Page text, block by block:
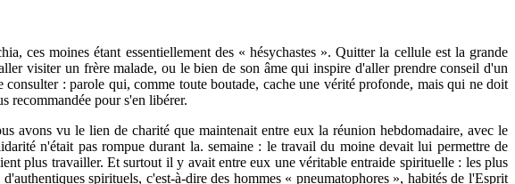
ces moines étant essentiellement des « hésychastes ». Quitter la cellule est la grande
visiter un frère malade, ou le bien de son âme qui inspire d'aller prendre conseil d'un
: parole qui, comme toute boutade, cache une vérité profonde, mais qui ne doit
recommandée pour s'en libérer.
avons vu le lien de charité que maintenait entre eux la réunion hebdomadaire, avec le
n'était pas rompue durant la. semaine : le travail du moine devait lui permettre de
plus travailler. Et surtout il y avait entre eux une véritable entraide spirituelle : les plus
spirituels, c'est-à-dire des hommes « pneumatophores », habités de l'Esprit